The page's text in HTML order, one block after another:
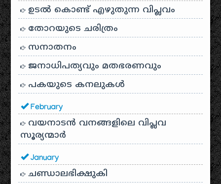
ഉടൽ കൊണ്ട് എഴുതുന്ന വിപ്ലവം
തോറയുടെ ചരിത്രം
സനാതനം
ജനാധിപത്യവും മതഭരണവും
പകയുടെ കനലുകൾ
February
വയനാടൻ വനങ്ങളിലെ വിപ്ലവ
സൂര്യന്മാർ
January
ചണ്ഡാലഭിക്ഷുകി